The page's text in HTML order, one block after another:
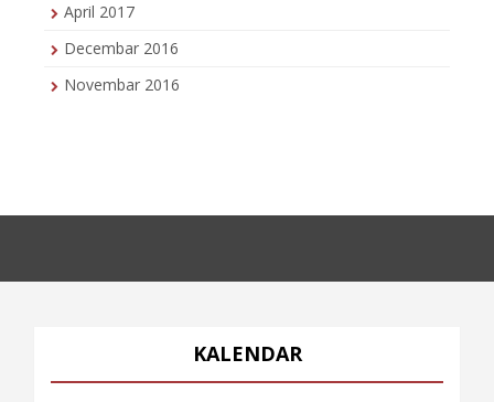
April 2017
Decembar 2016
Novembar 2016
KALENDAR